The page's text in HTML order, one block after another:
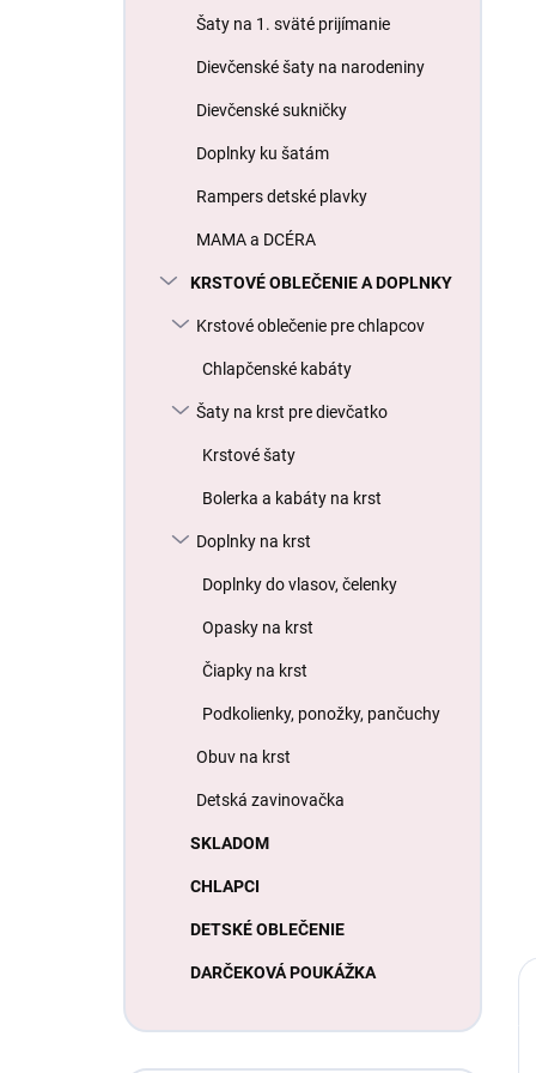
Šaty na 1. sväté prijímanie
Dievčenské šaty na narodeniny
Dievčenské sukničky
Doplnky ku šatám
Rampers detské plavky
MAMA a DCÉRA
KRSTOVÉ OBLEČENIE A DOPLNKY
Krstové oblečenie pre chlapcov
Chlapčenské kabáty
Šaty na krst pre dievčatko
Krstové šaty
Bolerka a kabáty na krst
Doplnky na krst
Doplnky do vlasov, čelenky
Opasky na krst
Čiapky na krst
Podkolienky, ponožky, pančuchy
Obuv na krst
Detská zavinovačka
SKLADOM
CHLAPCI
DETSKÉ OBLEČENIE
DARČEKOVÁ POUKÁŽKA